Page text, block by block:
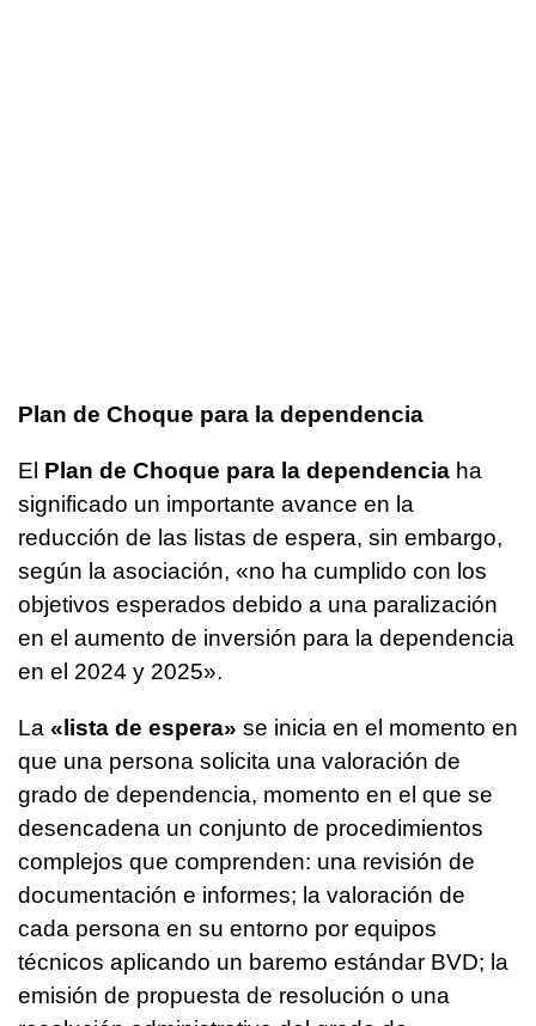
Plan de Choque para la dependencia
El Plan de Choque para la dependencia ha
significado un importante avance en la
reducción de las listas de espera, sin embargo,
según la asociación, «no ha cumplido con los
objetivos esperados debido a una paralización
en el aumento de inversión para la dependencia
en el 2024 y 2025».
La «lista de espera» se inicia en el momento en
que una persona solicita una valoración de
grado de dependencia, momento en el que se
desencadena un conjunto de procedimientos
complejos que comprenden: una revisión de
documentación e informes; la valoración de
cada persona en su entorno por equipos
técnicos aplicando un baremo estándar BVD; la
emisión de propuesta de resolución o una